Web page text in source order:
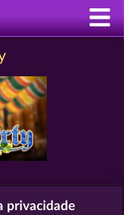
PARTY
privacidade